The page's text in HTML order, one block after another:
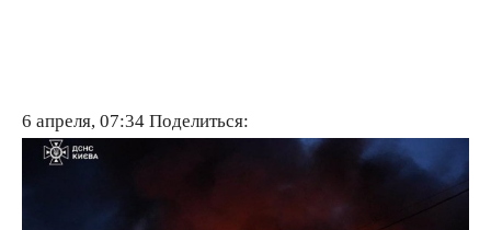
6 апреля, 07:34 Поделиться: